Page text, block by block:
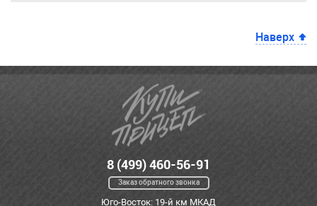
Наверх
8 (499) 460-56-91
Заказ обратного звонка
Юго-Восток: 19-й км МКАД